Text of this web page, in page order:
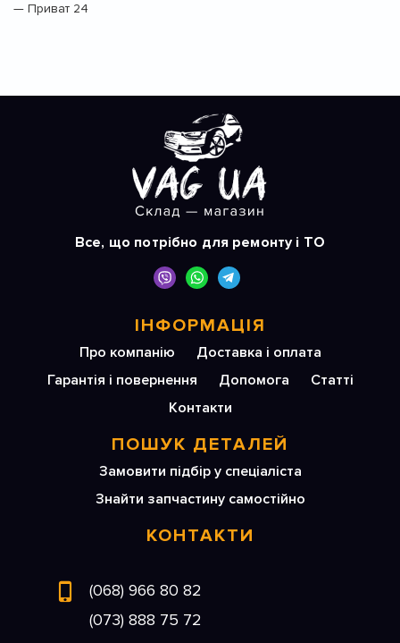
— Приват 24
Все, що потрібно для ремонту і ТО
ІНФОРМАЦІЯ
Про компанію
Доставка і оплата
Гарантія і повернення
Допомога
Статті
Контакти
ПОШУК ДЕТАЛЕЙ
Замовити підбір у спеціаліста
Знайти запчастину самостійно
КОНТАКТИ
(068) 966 80 82
(073) 888 75 72